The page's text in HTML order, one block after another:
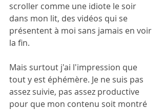
scroller comme une idiote le soir
dans mon lit, des vidéos qui se
présentent à moi sans jamais en voir
la fin.
Mais surtout j'ai l'impression que
tout y est éphémère. Je ne suis pas
assez suivie, pas assez productive
pour que mon contenu soit montré